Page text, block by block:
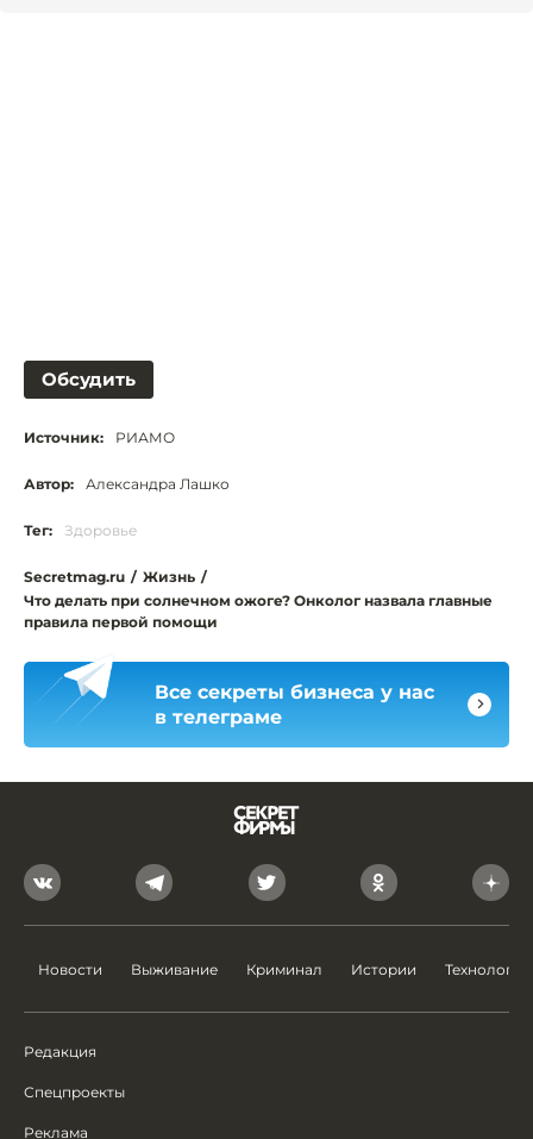
Обсудить
Источник: РИАМО
Автор: Александра Лашко
Тег: Здоровье
Secretmag.ru / Жизнь /
Что делать при солнечном ожоге? Онколог назвала главные
правила первой помощи
Все секреты бизнеса у нас
в телеграме
Новости Выживание Криминал Истории Технологии
Редакция
Спецпроекты
Реклама